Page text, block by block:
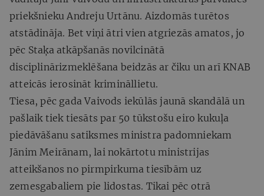
priekšnieku Andreju Urtānu. Aizdomās turētos
atstādināja. Bet viņi ātri vien atgriezās amatos, jo
pēc Staķa atkāpšanās novilcinātā
disciplinārizmeklēšana beidzās ar čiku un arī KNAB
atteicās ierosināt krimināllietu.
Tiesa, pēc gada Vaivods iekūlās jaunā skandālā un
pašlaik tiek tiesāts par 50 tūkstošu eiro kukuļa
piedāvāšanu satiksmes ministra padomniekam
Jānim Meirānam, lai nokārtotu ministrijas
atteikšanos no pirmpirkuma tiesībām uz
zemesgabaliem pie lidostas. Tikai pēc otrā